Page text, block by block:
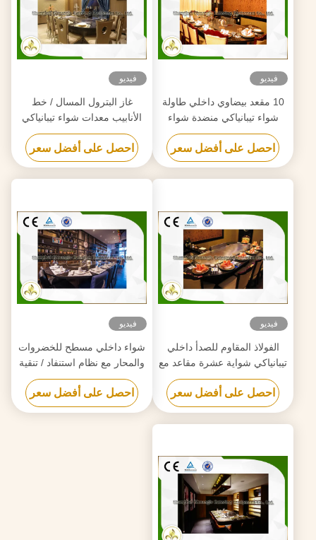
فيديو
10 مقعد بيضاوي داخلي طاولة
شواء تيبانياكي منضدة شواء
يابانية التكوين الأساسي
احصل على أفضل سعر
فيديو
غاز البترول المسال / خط
الأنابيب معدات شواء تيبانياكي
داخلي مع مستخرج الهواء
احصل على أفضل سعر
فيديو
الفولاذ المقاوم للصدأ داخلي
تيبانياكي شواية عشرة مقاعد مع
مرسب الدخان
احصل على أفضل سعر
فيديو
شواء داخلي مسطح للخضروات
والمحار مع نظام استنفاد / تنقية
احصل على أفضل سعر